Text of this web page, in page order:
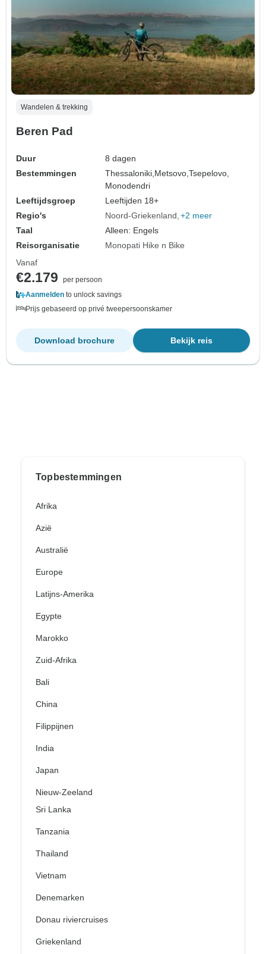
Wandelen & trekking
Beren Pad
Duur
8 dagen
Bestemmingen
Thessaloniki, Metsovo,Tsepelovo,
Monodendri
Leeftijdsgroep
Leeftijden 18+
Regio's
Noord-Griekenland +2 meer
Taal
Alleen: Engels
Reisorganisatie
Monopati Hike n Bike
Vanaf
€2.179
per persoon
Aanmelden to unlock savings
Prijs gebaseerd op privé tweepersoonskamer
Bekijk reis
Download brochure
Topbestemmingen
Afrika
Azië
Australië
Europe
Latijns-Amerika
Egypte
Marokko
Zuid-Afrika
Bali
China
Filippijnen
India
Japan
Nieuw-Zeeland
Sri Lanka
Tanzania
Thailand
Vietnam
Denemarken
Donau riviercruises
Griekenland